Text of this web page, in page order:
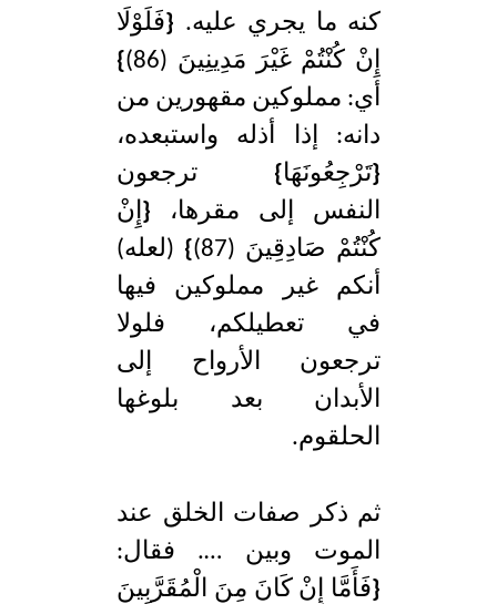
كنه ما يجري عليه. {فَلَوْلَا
إِنْ كُنْتُمْ غَيْرَ مَدِينِينَ (86)
}
أي: مملوكين مقهورين من
دانه: إذا أذله واستبعده،
{تَرْجِعُونَهَا} ترجعون
النفس إلى مقرها، {إِنْ
كُنْتُمْ صَادِقِينَ (87)
} (لعله)
أنكم غير مملوكين فيها
في تعطيلكم، فلولا
ترجعون الأرواح إلى
الأبدان بعد بلوغها
الحلقوم.
ثم ذكر صفات الخلق عند
الموت وبين …. فقال:
{فَأَمَّا إِنْ كَانَ مِنَ الْمُقَرَّبِينَ